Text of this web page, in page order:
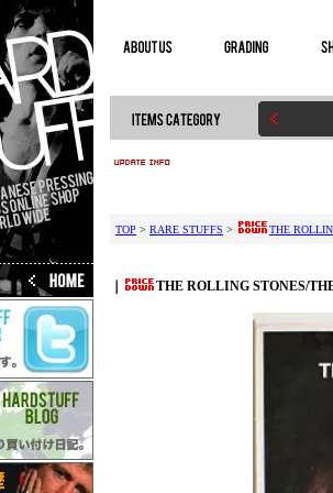
TOP > RARE STUFFS > THE
THE ROLLING STONES/